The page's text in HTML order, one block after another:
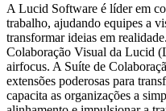
A Lucid Software é líder em
trabalho, ajudando equipes a
transformar ideias em
Colaboração Visual da Lucid
airfocus. A Suíte de
extensões poderosas para
capacita as organizações a